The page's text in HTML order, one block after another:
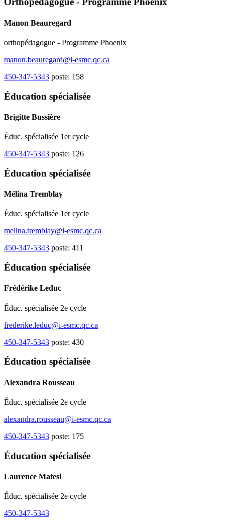
Manon Beauregard
orthopédagogue - Programme Phoenix
manon.beauregard@i-esmc.qc.ca
450-347-5343 poste: 158
Éducation spécialisée
Brigitte Bussière
Éduc. spécialisée 1er cycle
450-347-5343 poste: 126
Éducation spécialisée
Mélina Tremblay
Éduc. spécialisée 1er cycle
melina.tremblay@i-esmc.qc.ca
450-347-5343 poste: 411
Éducation spécialisée
Frédérike Leduc
Éduc. spécialisée 2e cycle
frederike.leduc@i-esmc.qc.ca
450-347-5343 poste: 430
Éducation spécialisée
Alexandra Rousseau
Éduc. spécialisée 2e cycle
alexandra.rousseau@i-esmc.qc.ca
450-347-5343 poste: 175
Éducation spécialisée
Laurence Matesi
Éduc. spécialisée 2e cycle
450-347-5343